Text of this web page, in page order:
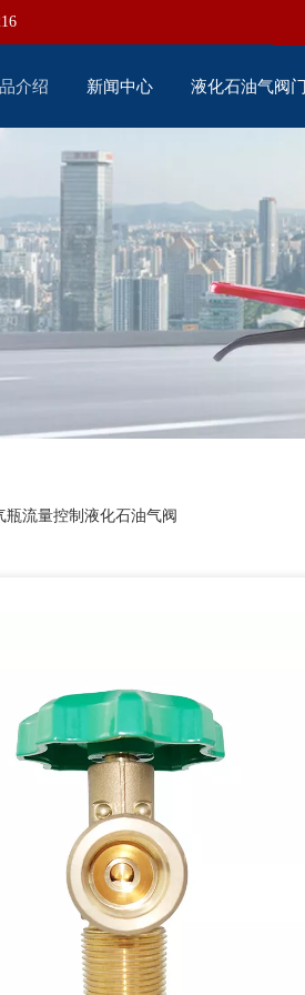
介绍 新闻中心 液化石油气阀门
瓶流量控制液化石油气阀